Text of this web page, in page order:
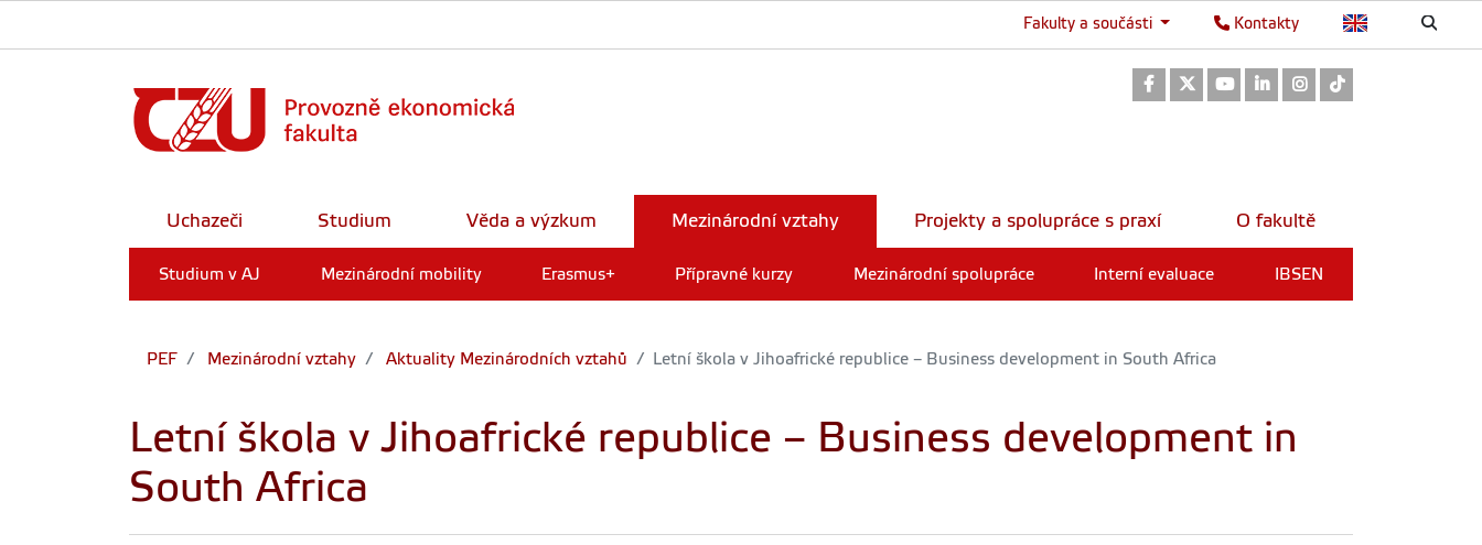
Kontakty
Fakulty a součásti
Odkaz na Facebook
Odkaz na Twitter
Odkaz na Youtube
Odkaz na LinkedIn
Odkaz na Instagram
Uchazeči Studium Věda a výzkum Mezinárodní vztahy
Studium v AJ Mezinárodní mobility Erasmus+ Přípravné kurzy Mezinárodní spolupráce Interní evaluace IBSEN
Projekty a spolupráce s praxí O fakultě
PEF Mezinárodní vztahy Aktuality Mezinárodních vztahů Letní škola v Jihoafrické republice – Business development in South Africa
Letní škola v Jihoafrické republice – Business development in
South Africa